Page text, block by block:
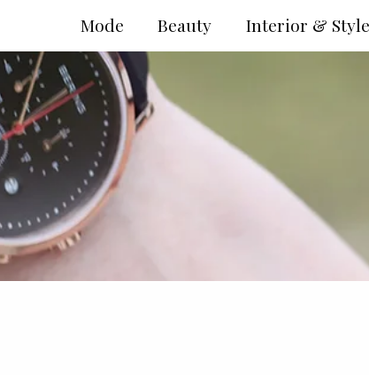
Interior & Style
Beauty
Mode